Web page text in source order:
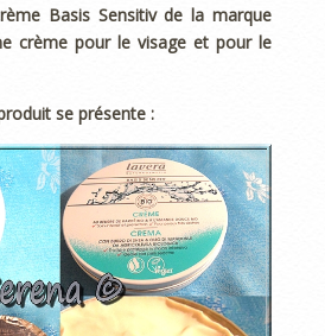
Basis Sensitiv de la marque
crème pour le visage et pour le
se présente :